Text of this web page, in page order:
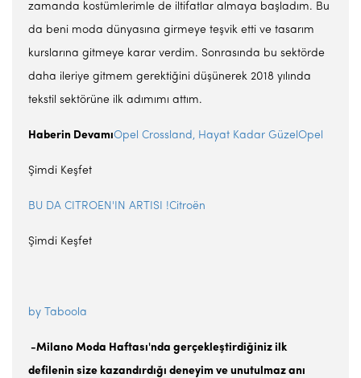
zamanda kostümlerimle de iltifatlar almaya başladım. Bu
da beni moda dünyasına girmeye teşvik etti ve tasarım
kurslarına gitmeye karar verdim. Sonrasında bu sektörde
daha ileriye gitmem gerektiğini düşünerek 2018 yılında
tekstil sektörüne ilk adımımı attım.
Haberin DevamıOpel Crossland, Hayat Kadar GüzelOpel
Şimdi Keşfet
BU DA CITROEN'IN ARTISI !Citroën
Şimdi Keşfet
by Taboola
-Milano Moda Haftası'nda gerçekleştirdiğiniz ilk
defilenin size kazandırdığı deneyim ve unutulmaz anı